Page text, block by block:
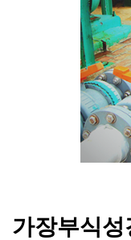
가장부식